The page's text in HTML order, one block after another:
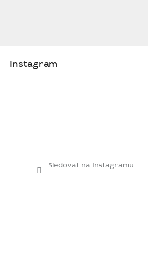
Instagram
Sledovat na Instagramu